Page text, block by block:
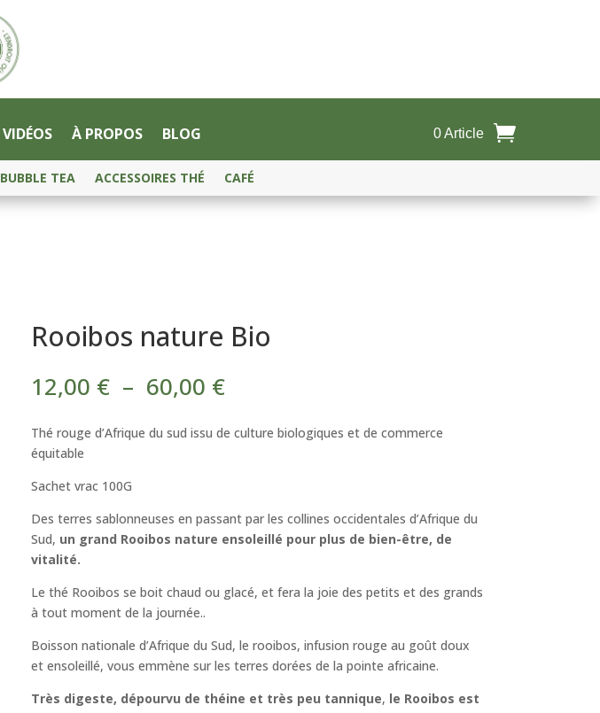
VIDÉOS À PROPOS BLOG 0 Article
BUBBLE TEA ACCESSOIRES THÉ CAFÉ
Rooibos nature Bio
12,00 € – 60,00 €Plage
de
prix :
12,00 €
Thé rouge d’Afrique du sud issu de culture biologiques et de commerce
équitable
Sachet vrac 100G
Des terres sablonneuses en passant par les collines occidentales d’Afrique du
Sud, un grand Rooibos nature ensoleillé pour plus de bien-être, de
vitalité.
Le thé Rooibos se boit chaud ou glacé, et fera la joie des petits et des grands
à tout moment de la journée..
Boisson nationale d’Afrique du Sud, le rooibos, infusion rouge au goût doux
et ensoleillé, vous emmène sur les terres dorées de la pointe africaine.
Très digeste, dépourvu de théine et très peu tannique, le Rooibos est